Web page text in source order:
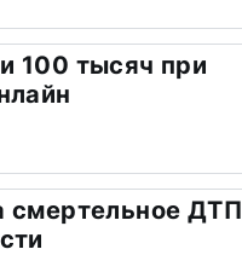
100 тысяч при
смертельное ДТП